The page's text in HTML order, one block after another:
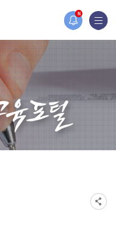
N
.
롭게 개설되었습니다.